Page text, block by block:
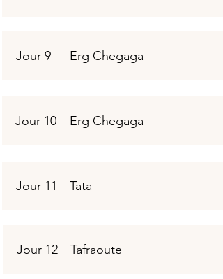
Jour 9 Erg Chegaga
Jour 10 Erg Chegaga
Jour 11 Tata
Jour 12 Tafraoute